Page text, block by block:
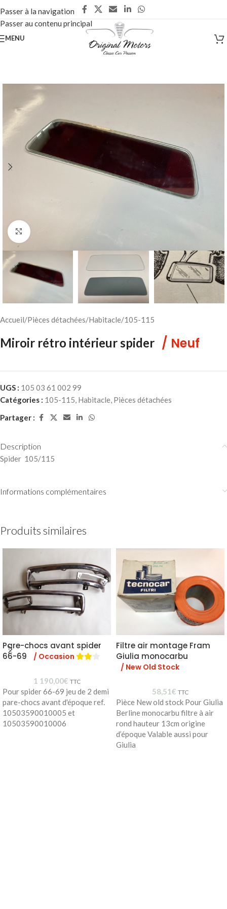
Passer à la navigation
Passer au contenu principal
MENU
Cliquez pour agrandir
Accueil/Pièces détachées/Habitacle/105-115
Miroir rétro intérieur spider / Neuf
UGS : 105 03 61 002 99
Catégories : 105-115, Habitacle, Pièces détachées
Partager :
Description
Spider 105/115
Informations complémentaires
Produits similaires
Pare-chocs avant spider
66-69
/ Occasion
1 190,00€ TTC
Pour spider 66-69 jeu de 2 demi
pare-chocs avant d'époque ref.
10503590010005 et
10503590010006
Filtre air montage Fram
Giulia monocarbu
/ New Old Stock
58,51€ TTC
Pièce New old stock Pour Giulia
Berline monocarbu filtre à air
rond hauteur 13cm origine
d’époque Valable aussi pour
Giulia